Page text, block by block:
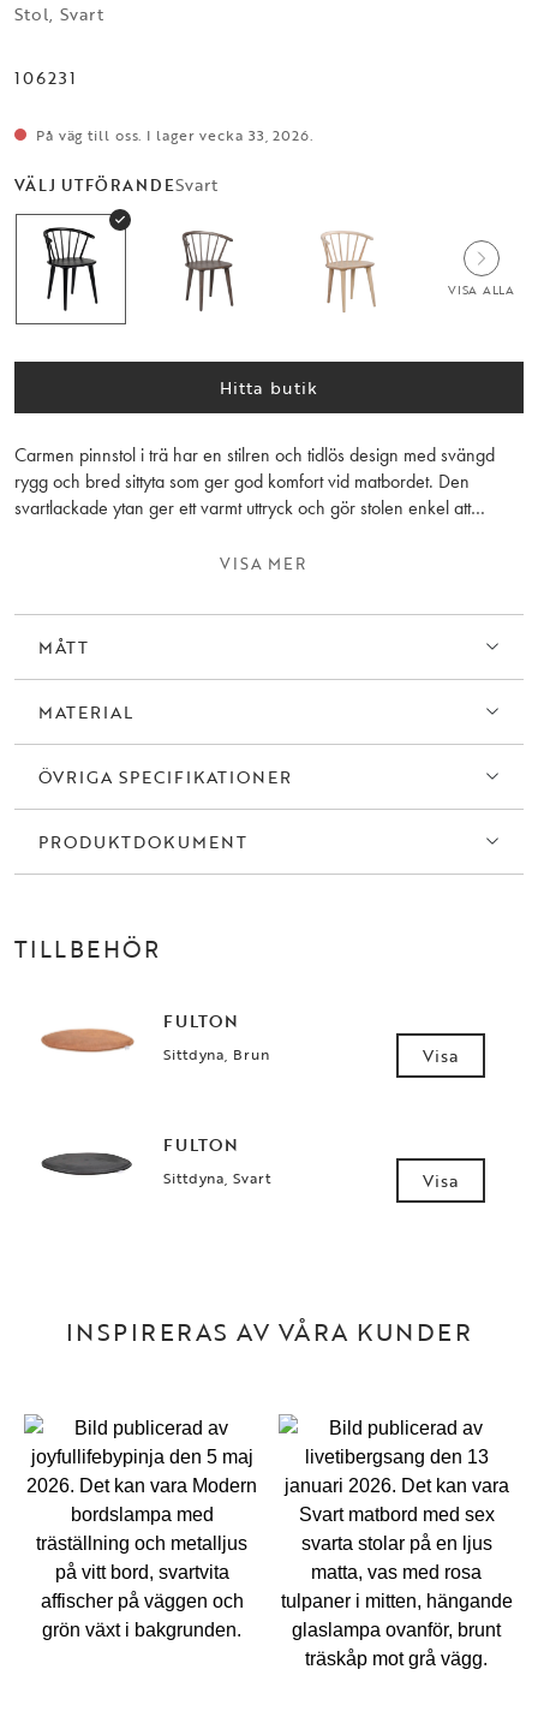
Stol, Svart
106231
På väg till oss. I lager vecka 33, 2026.
VÄLJ UTFÖRANDESvart
VISA ALLA
Hitta butik
Carmen pinnstol i trä har en stilren och tidlös design med svängd
rygg och bred sittyta som ger god komfort vid matbordet. Den
svartlackade ytan ger ett varmt uttryck och gör stolen enkel att
finns i flera färger och passar lika bra i köket som i matsalen. Säljs i
VISA MER
MÅTT
MATERIAL
ÖVRIGA SPECIFIKATIONER
PRODUKTDOKUMENT
TILLBEHÖR
FULTON
Sittdyna, Brun Visa
FULTON
Sittdyna, Svart Visa
INSPIRERAS AV VÅRA KUNDER